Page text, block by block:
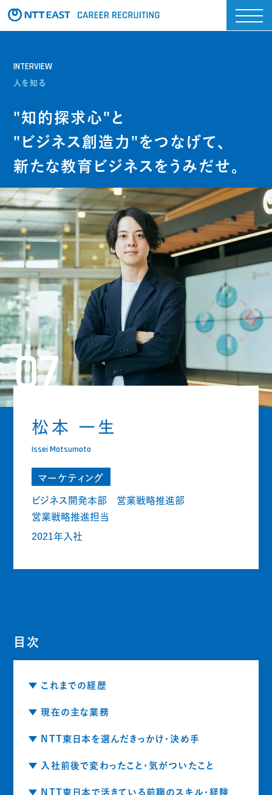
INTERVIEW
人を知る
"知的探求心"と
"ビジネス創造力"をつなげて、
新たな教育ビジネスを うみだせ。
07
松本 一生
Issei Matsumoto
マーケティング
ビジネス開発本部 営業戦略推進部
営業戦略推進担当
2021年入社
目次
これまでの経歴
現在の主な業務
NTT東日本を選んだきっかけ・決め手
入社前後で変わったこと・気がついたこと
NTT東日本で活きている前職のスキル・経験